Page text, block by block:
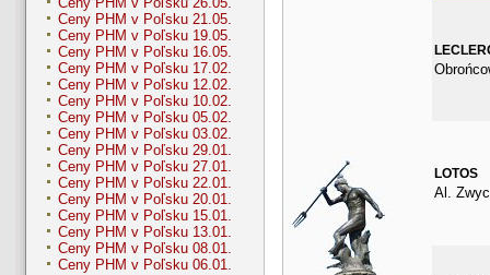
Ceny PHM v Poľsku 21.05.
Ceny PHM v Poľsku 19.05.
Ceny PHM v Poľsku 16.05.
Ceny PHM v Poľsku 17.02.
Ceny PHM v Poľsku 12.02.
Ceny PHM v Poľsku 10.02.
Ceny PHM v Poľsku 05.02.
Ceny PHM v Poľsku 03.02.
Ceny PHM v Poľsku 29.01.
Ceny PHM v Poľsku 27.01.
Ceny PHM v Poľsku 22.01.
Ceny PHM v Poľsku 20.01.
Ceny PHM v Poľsku 15.01.
Ceny PHM v Poľsku 13.01.
Ceny PHM v Poľsku 08.01.
Ceny PHM v Poľsku 06.01.
LOTOS
Al.